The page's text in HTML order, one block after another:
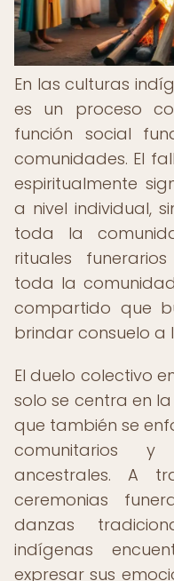
En las culturas
es un proceso
función social
comunidades. El
espiritualmente
a nivel individual,
toda la
rituales
toda la
compartido que
brindar consuelo a
El duelo colectivo
solo se centra en
que también se
comunitarios y
ancestrales. A
ceremonias
danzas
indígenas
expresar sus